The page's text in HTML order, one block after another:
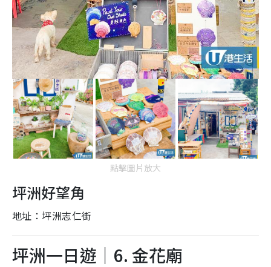
點擊圖片放大
坪洲好望角
地址：坪洲志仁街
坪洲一日遊｜6. 金花廟